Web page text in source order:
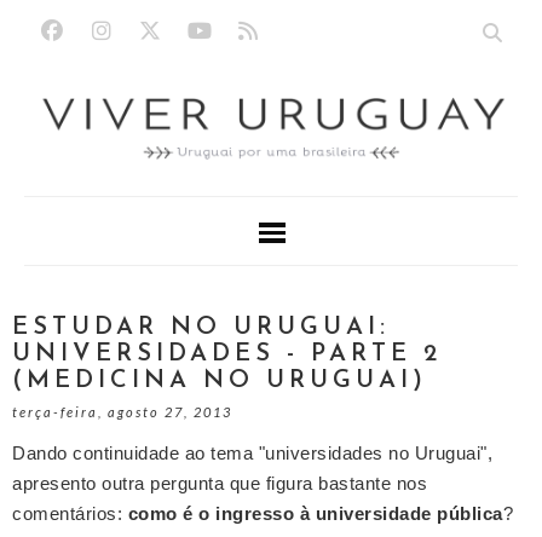
ESTUDAR NO URUGUAI:
UNIVERSIDADES - PARTE 2
(MEDICINA NO URUGUAI)
terça-feira, agosto 27, 2013
Dando continuidade ao tema "universidades no Uruguai",
apresento outra pergunta que figura bastante nos
comentários: como é o ingresso à universidade pública?